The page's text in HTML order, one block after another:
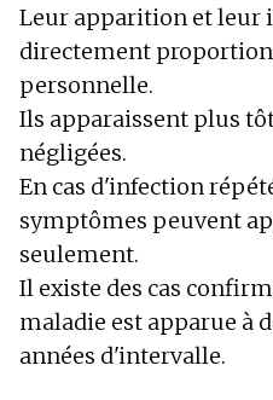
Leur apparition et leur
directement
personnelle.
Ils apparaissent plus
négligées.
En cas d'infection
symptômes peuvent
seulement.
Il existe des cas
maladie est apparue à
années d'intervalle.